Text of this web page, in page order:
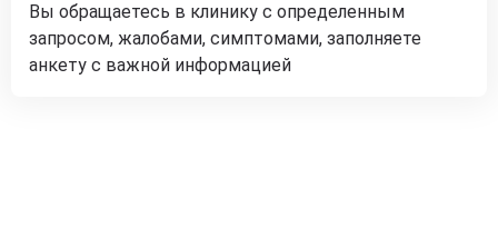
Вы обращаетесь в клинику с определенным
запросом, жалобами, симптомами, заполняете
анкету с важной информацией